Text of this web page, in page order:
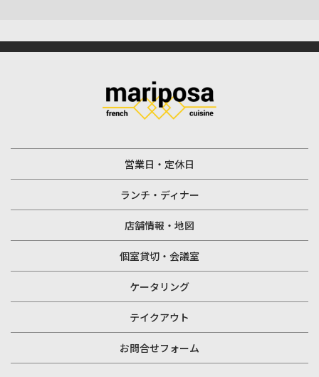
営業日・定休日
ランチ・ディナー
店舗情報・地図
個室貸切・会議室
ケータリング
テイクアウト
お問合せフォーム